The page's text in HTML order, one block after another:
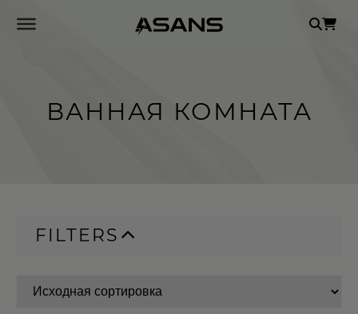
ВАННАЯ КОМНАТА
FILTERS